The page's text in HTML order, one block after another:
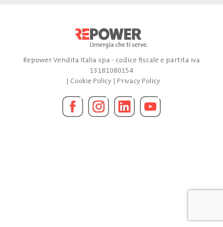
Repower Vendita Italia spa - codice fiscale e partita iva
13181080154
| Cookie Policy| Privacy Policy